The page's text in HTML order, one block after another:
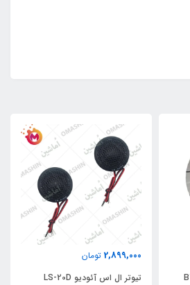
2,899,000 تومان
تیوتر ال اس آئودیو LS-20D